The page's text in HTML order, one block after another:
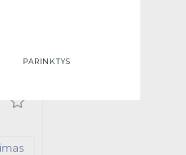
PARINKTYS